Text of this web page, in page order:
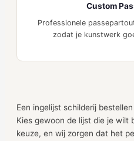
Custom
Professionele
zodat je kunstwerk
Een ingelijst schilderij
Kies gewoon de lijst die je wilt
keuze, en wij zorgen dat het